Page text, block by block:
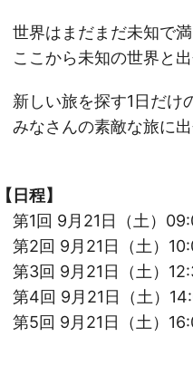
世界はまだまだ未知で満
ここから未知の世界と出
新しい旅を探す1日だけ
みなさんの素敵な旅に出
【日程】
第1回 9月21日（土）
第2回 9月21日（土）
第3回 9月21日（土）
第4回 9月21日（土）
第5回 9月21日（土）